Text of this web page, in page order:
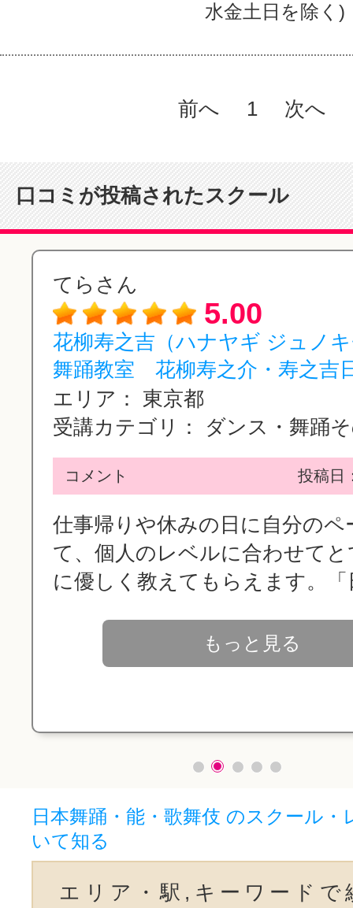
水金土日を除く)
前へ 1 次へ
口コミが投稿されたスクール
てらさん
5.00
花柳寿之吉（ハナヤギ ジュノ
舞踊教室 花柳寿之介・寿之吉
エリア：
東京都
受講カテゴリ：
ダンス・舞踊
コメント 投稿日
仕事帰りや休みの日に自分のペ
て、個人のレベルに合わせて
に優しく教えてもらえます。「
もっと見る
日本舞踊・能・歌舞伎 のスクール・
いて知る
エリア・駅,キーワードで